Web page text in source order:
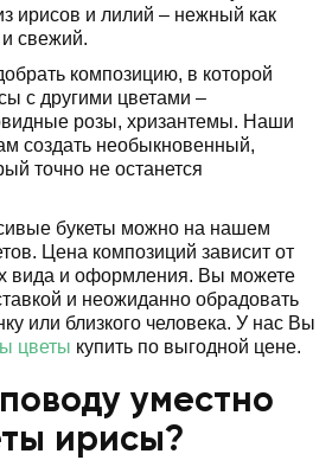
ирисов и лилий – нежный как
и свежий.
композицию, в которой
с другими цветами –
розы, хризантемы. Наши
создать необыкновенный,
точно не останется
букеты можно на нашем
Цена композиций зависит от
вида и оформления. Вы можете
и неожиданно обрадовать
или близкого человека. У нас Вы
цветы купить по выгодной цене.
уместно
ирисы?